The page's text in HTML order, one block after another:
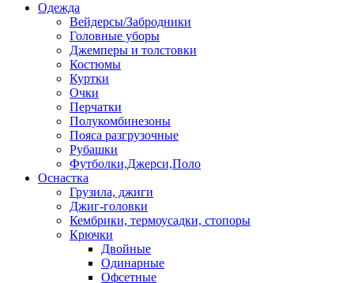
Одежда
Вейдерсы/Забродники
Головные уборы
Джемперы и толстовки
Костюмы
Куртки
Очки
Перчатки
Полукомбинезоны
Пояса разгрузочные
Рубашки
Футболки,Джерси,Поло
Оснастка
Грузила, джиги
Джиг-головки
Кембрики, термоусадки, стопоры
Крючки
Двойные
Одинарные
Офсетные